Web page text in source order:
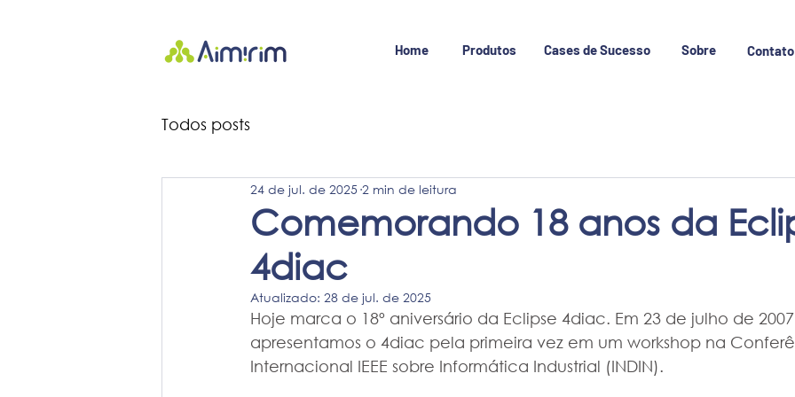
Home Produtos Cases de Sucesso Sobre Contato
Todos posts
Comemorando 18 anos da
4diac
24 de jul. de 2025 2 min de leitura
Atualizado: 28 de jul. de 2025
Hoje marca o 18º aniversário da Eclipse 4diac. Em 23 de julho de
apresentamos o 4diac pela primeira vez em um workshop na
Internacional IEEE sobre Informática Industrial (INDIN).